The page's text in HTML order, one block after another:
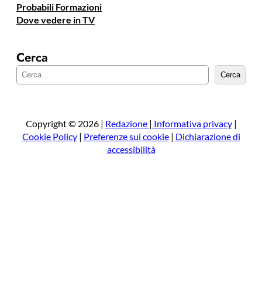
Probabili Formazioni
Dove vedere in TV
Cerca
e
a
Cerca
Copyright © 2026 | Redazione | Informativa privacy|
Cookie Policy| Preferenze sui cookie| Dichiarazione di
accessibilità